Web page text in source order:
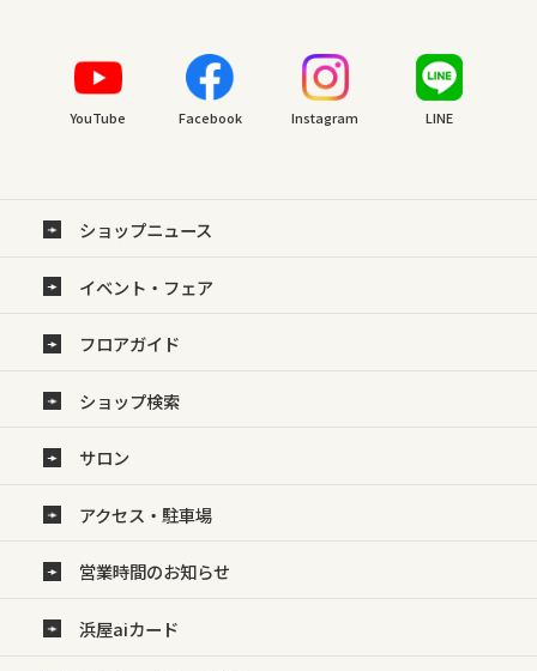
YouTube Facebook Instagram LINE
ショップニュース
イベント・フェア
フロアガイド
ショップ検索
サロン
アクセス・駐車場
営業時間のお知らせ
浜屋aiカード